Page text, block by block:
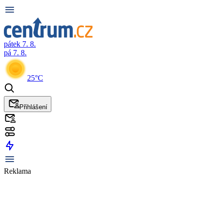
pátek 7. 8.
pá 7. 8.
25°C
Přihlášení
Reklama